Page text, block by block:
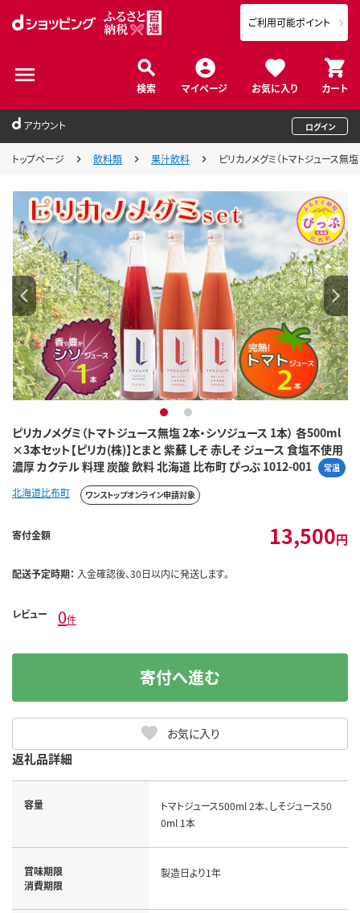
検索 マイページ お気に入り カート
ご利用可能ポイント
アカウント ログイン
トップページ 飲料類 果汁飲料 ピリカノメグミ（トマトジュース
ピリカノメグミ（トマトジュース無塩 2本・シソジュース 1本） 各500ml
×3本セット【ピリカ(株)】とまと 紫蘇 しそ 赤しそ ジュース 食塩不使用
濃厚 カクテル 料理 炭酸 飲料 北海道 比布町 ぴっぷ 1012-001
常温
1 2
北海道比布町 ワンストップオンライン申請対象
寄付金額 13,500円
配送予定時期： 入金確認後、30日以内に発送します。
レビュー 0件
お気に入り
寄付へ進む
返礼品詳細
容量
トマトジュース500ml 2本、しそジュース50
0ml 1本
賞味期限
消費期限
製造日より1年